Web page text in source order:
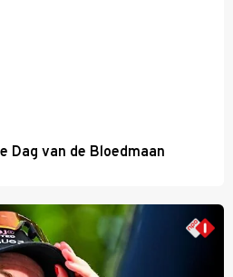
Dag van de Bloedmaan